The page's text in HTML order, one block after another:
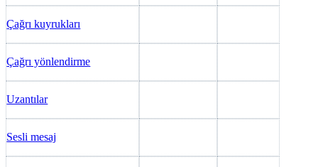
Çağrı kuyrukları
Çağrı yönlendirme
Uzantılar
Sesli mesaj